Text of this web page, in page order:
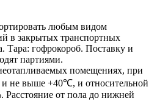
любым видом
в закрытых транспортных
Тара: гофрокороб. Поставку и
партиями.
помещениях, при
не выше +40℃, и относительной
Расстояние от пола до нижней